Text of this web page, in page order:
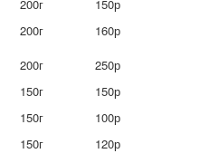
200г
150р
200г
160р
200г
250р
150г
150р
150г
100р
150г 120р